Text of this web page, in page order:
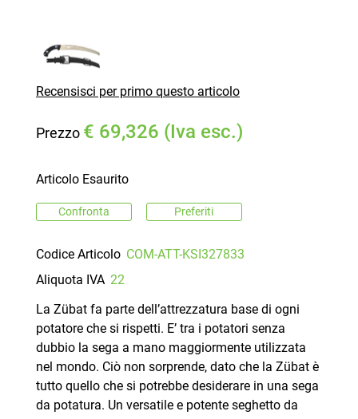
Recensisci per primo questo articolo
Prezzo € 69,326 (Iva esc.)
Articolo Esaurito
Confronta Preferiti
Codice Articolo COM-ATT-KSI327833
Aliquota IVA 22
La Zübat fa parte dell’attrezzatura base di ogni
potatore che si rispetti. E’ tra i potatori senza
dubbio la sega a mano maggiormente utilizzata
nel mondo. Ciò non sorprende, dato che la Zübat è
tutto quello che si potrebbe desiderare in una sega
da potatura. Un versatile e potente seghetto da